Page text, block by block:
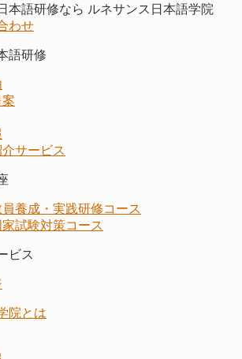
わせ
語研修
サービス
養成・実践研修コース
試験対策コース
ビス
院とは